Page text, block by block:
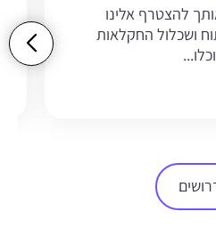
להצטרף אלינו
ושכלול החקלאות